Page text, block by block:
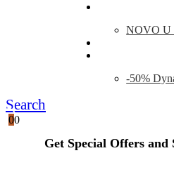
NOVO U
-50%
Search
00
Get Special Offers and